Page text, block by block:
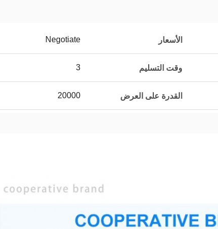
الأسعار Negotiate
وقت التسليم 3
القدرة على العرض 20000